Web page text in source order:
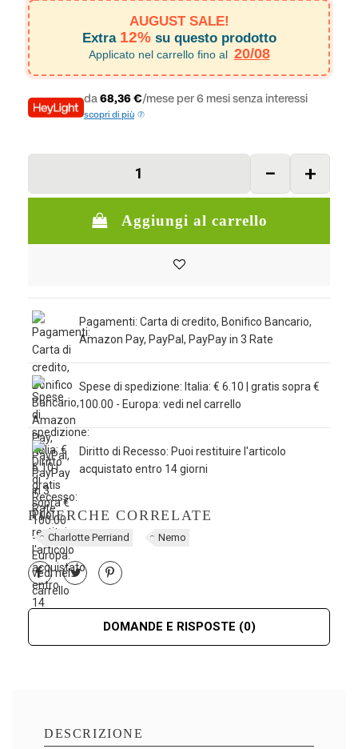
AUGUST SALE!
Extra 12%su questo prodotto
Applicato nel carrello fino al 20/08
da 68,36 €/mese per 6 mesi senza interessi
scopri di più
Aggiungi al carrello
Pagamenti: Carta di credito, Bonifico Bancario,
Amazon Pay, PayPal, PayPay in 3 Rate
Spese di spedizione: Italia: € 6.10 | gratis sopra €
100.00 - Europa: vedi nel carrello
Diritto di Recesso: Puoi restituire l'articolo
acquistato entro 14 giorni
RICERCHE CORRELATE
Charlotte Perriand Nemo
DOMANDE E RISPOSTE (0)
DESCRIZIONE